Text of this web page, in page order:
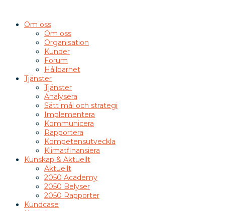
Om oss
Om oss
Organisation
Kunder
Forum
Hållbarhet
Tjänster
Tjänster
Analysera
Sätt mål och strategi
Implementera
Kommunicera
Rapportera
Kompetensutveckla
Klimatfinansiera
Kunskap & Aktuellt
Aktuellt
2050 Academy
2050 Belyser
2050 Rapporter
Kundcase